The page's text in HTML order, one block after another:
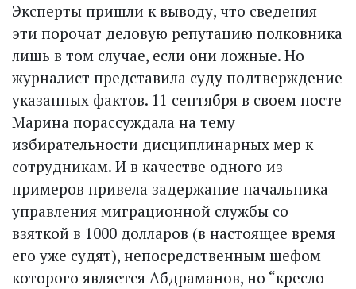
Эксперты пришли к выводу, что сведения
эти порочат деловую репутацию полковника
лишь в том случае, если они ложные. Но
журналист представила суду подтверждение
указанных фактов. 11 сентября в своем посте
Марина порассуждала на тему
избирательности дисциплинарных мер к
сотрудникам. И в качестве одного из
примеров привела задержание начальника
управления миграционной службы со
взяткой в 1000 долларов (в настоящее время
его уже судят), непосредственным шефом
которого является Абд­раманов, но “кресло